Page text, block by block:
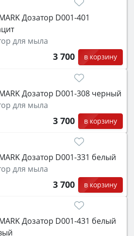
Дозатор D001-401
для мыла
3 700 в корзину
Дозатор D001-308 черный
для мыла
3 700 в корзину
Дозатор D001-331 белый
для мыла
3 700 в корзину
Дозатор D001-431 белый